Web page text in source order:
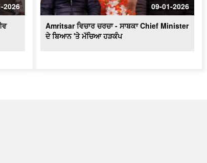
2026
09-01-2026
Amritsar ਵਿਚਾਰ ਚਰਚਾ - ਸਾਬਕਾ Chief Minister
ਦੇ ਬਿਆਨ 'ਤੇ ਮੱਚਿਆ ਹੜਕੰਪ